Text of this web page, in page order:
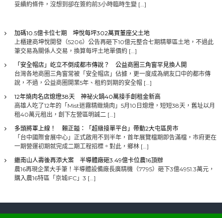
妥續約條件，沒想到卻在簽約前3小時臨時生變 […]
加碼10.5億卡位七期 坤悅每坪302萬買董座父土地
上櫃建商坤悅開發（5206）公告再砸下10億元整合七期精華區土地，不過此
筆交易為關係人交易，換算每坪土地單價約 […]
「安全帽店」屹立不倒成都市傳說？ 公益商圈三角窗罕見換人開
台灣各地商圈三角窗常被「安全帽店」佔據，更一度成為網友口中的都市傳
說，不過，公益商圈開業5年、租約到期的安全帽 […]
12年燒肉名店熄燈38天 神祕火鍋40萬接手創租金新高
高雄人吃了12年的「Mist迷霧精緻燒肉」5月10日熄燈，短短38天，舊址以月
租40萬元租出，創下左營區明誠二 […]
多頭將軍上線！ 賴正鎰：「超級接單平台」帶動2大屯區房市
「台中國際會展中心」正式啟用不到半年，首年展覽檔期即告滿檔，市府更在
一期營運初期就完成二期工程招標。對此，鄉林 […]
繼南山人壽後再添大案 半導體廠砸3.49億卡位農16頂辦
農16再現企業大手筆！半導體設備廠長廣精機（7795）砸下3億4951.3萬元，
購入農16特區「京城IFC」3 […]